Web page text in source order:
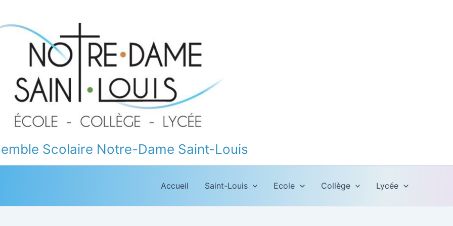
Scolaire Notre-Dame Saint-Louis
Accueil Saint-Louis Ecole Collège Lycée